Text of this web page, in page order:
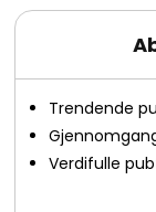
Trendende
Verdifulle